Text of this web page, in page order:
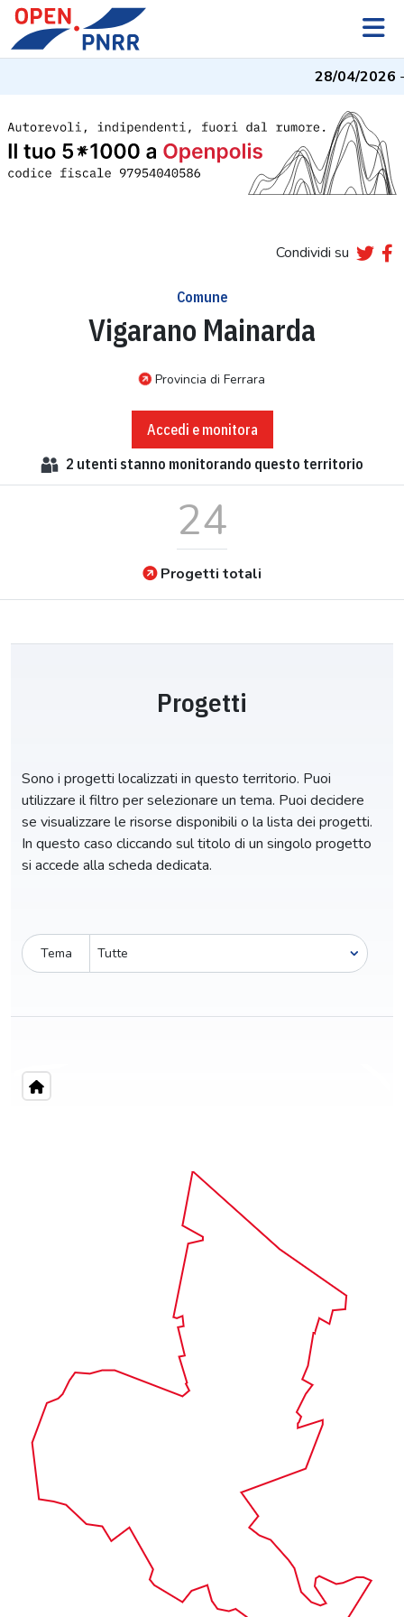
28/04/2026-
Condividi su
Comune
Vigarano Mainarda
Provincia di Ferrara
Accedi e monitora
2 utenti stanno monitorando questo territorio
24
Progetti totali
Progetti
Sono i progetti localizzati in questo territorio. Puoi
utilizzare il filtro per selezionare un tema. Puoi decidere
se visualizzare le risorse disponibili o la lista dei progetti.
In questo caso cliccando sul titolo di un singolo progetto
si accede alla scheda dedicata.
Tema